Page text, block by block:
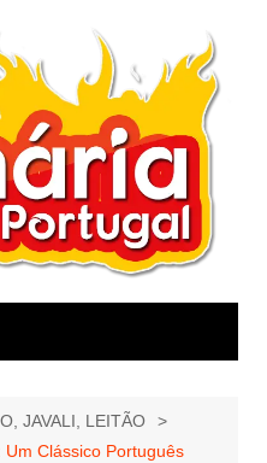
JAVALI, LEITÃO
Clássico Português